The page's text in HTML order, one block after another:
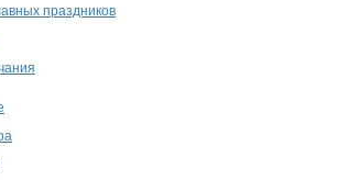
праздников